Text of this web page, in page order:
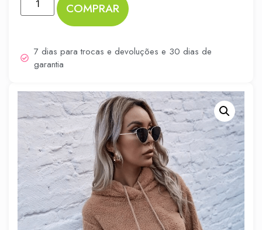
COMPRAR
7 dias para trocas e devoluções e 30 dias de
garantia